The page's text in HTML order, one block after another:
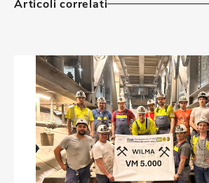
Articoli correlati